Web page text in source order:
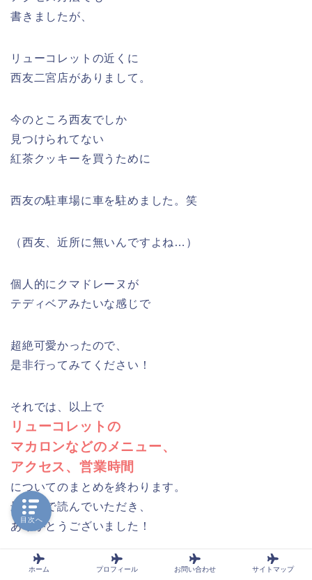
書きましたが、
リューコレットの近くに
西友二宮店がありまして。
今のところ西友でしか
見つけられてない
紅茶クッキーを買うために
西友の駐車場に車を駐めました。笑
（西友、近所に無いんですよね…）
個人的にクマドレーヌが
テディベアみたいな感じで
超絶可愛かったので、
是非行ってみてください！
それでは、以上で
リューコレットの
マカロンなどのメニュー、
アクセス、営業時間
についてのまとめを終わります。
最後まで読んでいただき、
ありがとうございました！
ホーム プロフィール お問い合わせ サイトマップ
目次へ